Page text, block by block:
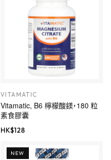
VITAMATIC
Vitamatic, B6 檸檬酸鎂，180 粒
素食膠囊
HK$128
NEW